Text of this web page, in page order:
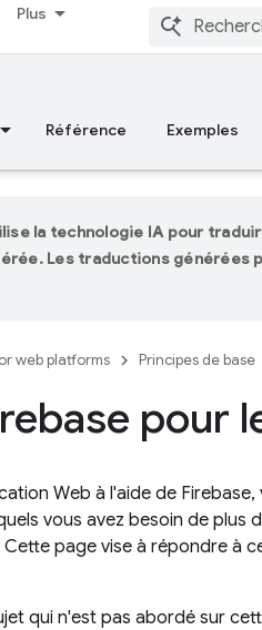
Plus
Référence Exemples
la technologie IA pour
Les traductions générées
web platforms Principes de base
pour
Web à l'aide de
vous avez besoin de plus
page vise à répondre à
qui n'est pas abordé sur